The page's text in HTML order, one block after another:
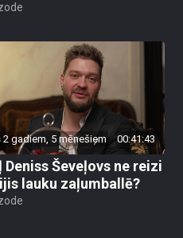
2 gadiem, 5 mēnešiem 00:41:43
Deniss Ševeļovs ne reizi
lauku zaļumballē?